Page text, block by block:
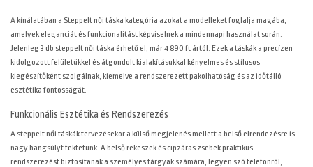
A kínálatában a Steppelt női táska kategória azokat a modelleket foglalja magába,
amelyek eleganciát és funkcionalitást képviselnek a mindennapi használat során.
Jelenleg 3 db steppelt női táska érhető el, már 4 890 ft ártól. Ezek a táskák a precízen
kidolgozott felületükkel és átgondolt kialakításukkal kényelmes és stílusos
kiegészítőként szolgálnak, kiemelve a rendszerezett pakolhatóság és az időtálló
esztétika fontosságát.
Funkcionális Esztétika és Rendszerezés
A steppelt női táskák tervezésekor a külső megjelenés mellett a belső elrendezésre is
nagy hangsúlyt fektetünk. A belső rekeszek és cipzáras zsebek praktikus
rendszerezést biztosítanak a személyes tárgyak számára, legyen szó telefonról,